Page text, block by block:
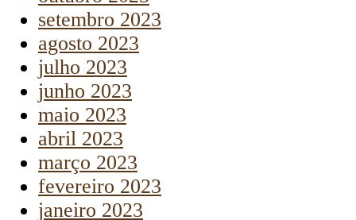
setembro 2023
agosto 2023
julho 2023
junho 2023
maio 2023
abril 2023
março 2023
fevereiro 2023
janeiro 2023